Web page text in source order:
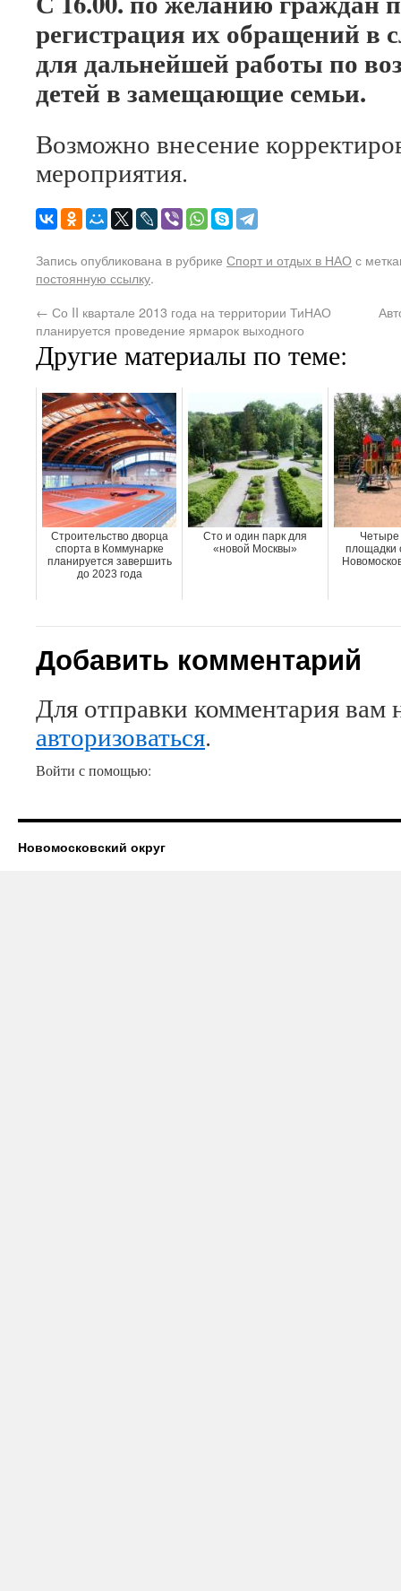
регистрация их обращений в
для дальнейшей работы по
детей в замещающие семьи.
Возможно внесение
мероприятия.
Запись опубликована в рубрике Спорт и отдых в НАО с
постоянную ссылку.
← Со II квартале 2013 года на территории ТиНАО
планируется проведение ярмарок выходного
Другие материалы по теме:
Строительство дворца
спорта в Коммунарке
планируется завершить
до 2023 года
Сто и один парк для
«новой Москвы»
Четыре
площадки
Добавить комментарий
Для отправки комментария вам
авторизоваться.
Войти с помощью:
Новомосковский округ